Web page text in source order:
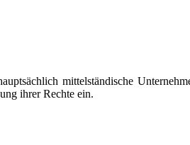
mittelständische
ihrer Rechte ein.